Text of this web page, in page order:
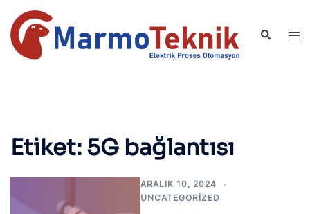
İçeriğe
atla
Search
Etiket: 5G bağlantısı
ARALIK 10, 2024
UNCATEGORIZED